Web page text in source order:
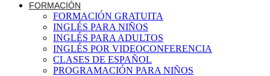
FORMACIÓN
FORMACIÓN GRATUITA
INGLÉS PARA NIÑOS
INGLÉS PARA ADULTOS
INGLÉS POR VIDEOCONFERENCIA
CLASES DE ESPAÑOL
PROGRAMACIÓN PARA NIÑOS